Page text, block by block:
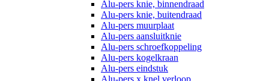
Alu-pers knie, binnendraad
Alu-pers knie, buitendraad
Alu-pers muurplaat
Alu-pers aansluitknie
Alu-pers schroefkoppeling
Alu-pers kogelkraan
Alu-pers eindstuk
Alu-pers x knel verloop